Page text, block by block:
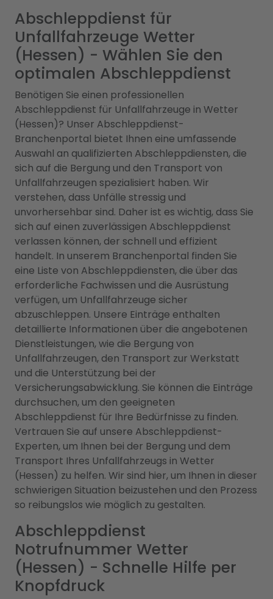
Abschleppdienst für
Unfallfahrzeuge Wetter
(Hessen) - Wählen Sie den
optimalen Abschleppdienst
Benötigen Sie einen professionellen
Abschleppdienst für Unfallfahrzeuge in Wetter
(Hessen)? Unser Abschleppdienst-
Branchenportal bietet Ihnen eine umfassende
Auswahl an qualifizierten Abschleppdiensten, die
sich auf die Bergung und den Transport von
Unfallfahrzeugen spezialisiert haben. Wir
verstehen, dass Unfälle stressig und
unvorhersehbar sind. Daher ist es wichtig, dass Sie
sich auf einen zuverlässigen Abschleppdienst
verlassen können, der schnell und effizient
handelt. In unserem Branchenportal finden Sie
eine Liste von Abschleppdiensten, die über das
erforderliche Fachwissen und die Ausrüstung
verfügen, um Unfallfahrzeuge sicher
abzuschleppen. Unsere Einträge enthalten
detaillierte Informationen über die angebotenen
Dienstleistungen, wie die Bergung von
Unfallfahrzeugen, den Transport zur Werkstatt
und die Unterstützung bei der
Versicherungsabwicklung. Sie können die Einträge
durchsuchen, um den geeigneten
Abschleppdienst für Ihre Bedürfnisse zu finden.
Vertrauen Sie auf unsere Abschleppdienst-
Experten, um Ihnen bei der Bergung und dem
Transport Ihres Unfallfahrzeugs in Wetter
(Hessen) zu helfen. Wir sind hier, um Ihnen in dieser
schwierigen Situation beizustehen und den Prozess
so reibungslos wie möglich zu gestalten.
Abschleppdienst
Notrufnummer Wetter
(Hessen) - Schnelle Hilfe per
Knopfdruck